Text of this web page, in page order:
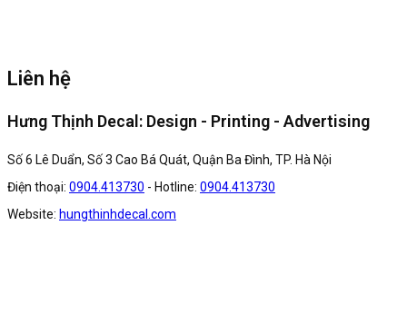
Liên hệ
Hưng Thịnh Decal: Design - Printing - Advertising
Số 6 Lê Duẩn, Số 3 Cao Bá Quát, Quận Ba Đình, TP. Hà Nội
Điện thoại: 0904.413730 - Hotline: 0904.413730
Website: hungthinhdecal.com